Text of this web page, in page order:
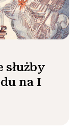
służby
na I